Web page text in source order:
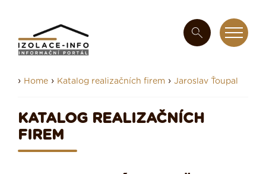
› Home › Katalog realizačních firem › Jaroslav Ťoupal
KATALOG REALIZAČNÍCH
FIREM